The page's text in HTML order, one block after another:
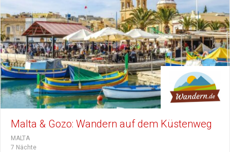
Malta & Gozo: Wandern auf dem Küstenweg
MALTA
7 Nächte